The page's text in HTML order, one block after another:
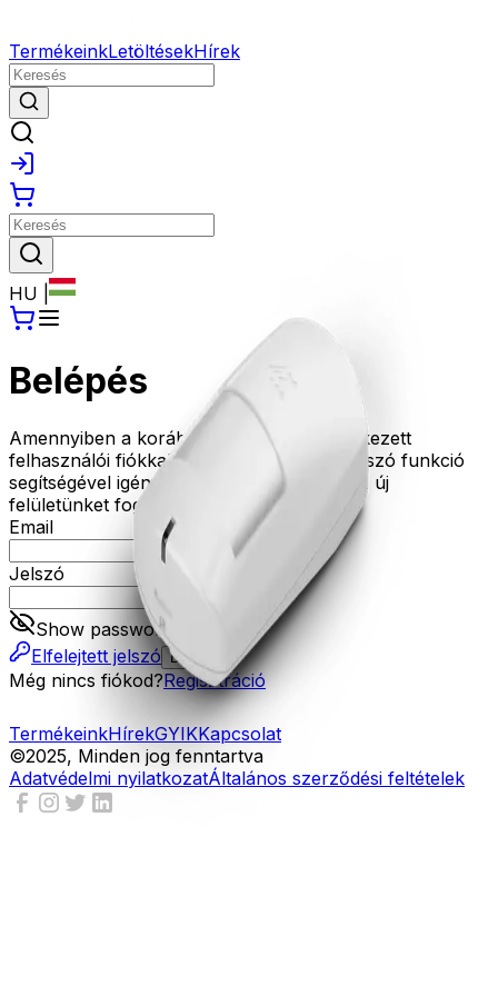
TermékeinkLetöltésekHírek
HU
Belépés
Amennyiben a korábbi oldalunkon rendelkezett
felhasználói fiókkal, kérjük az Elfelejtett jelszó funkció
segítségével igényeljen új jelszót, amivel az új
felületünket fogja tudni használni.
Email
Jelszó
Show password
Elfelejtett jelszó Belépés
Még nincs fiókod?Regisztráció
TermékeinkHírekGYIKKapcsolat
©2025, Minden jog fenntartva
Adatvédelmi nyilatkozatÁltalános szerződési feltételek